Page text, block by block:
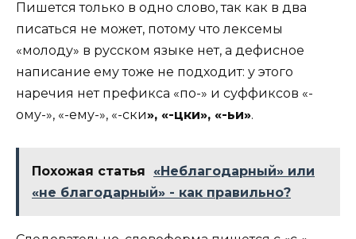
Пишется только в одно слово, так как в два
писаться не может, потому что лексемы
«молоду» в русском языке нет, а дефисное
написание ему тоже не подходит: у этого
наречия нет префикса «по-» и суффиксов «-
ому-», «-ему-», «-ски», «-цки», «-ьи».
Похожая статья
«Неблагодарный» или
«не благодарный» - как правильно?